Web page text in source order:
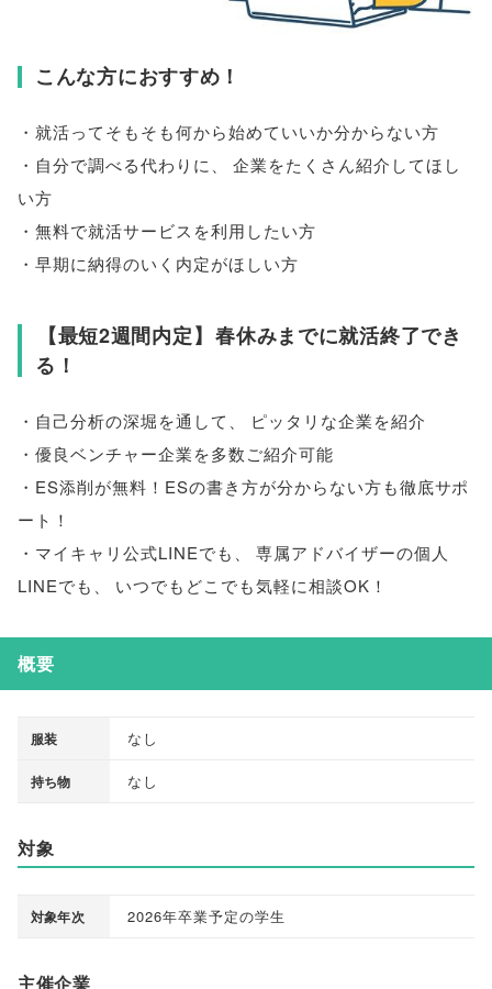
こんな方におすすめ！
・就活ってそもそも何から始めていいか分からない方
・自分で調べる代わりに
企業をたくさん紹介してほし
い方
・無料で就活サービスを利用したい方
・早期に納得のいく内定がほしい方
【最短2週間内定】 春休みまでに就活終了でき
る！
・自己分析の深堀を通して
ピッタリな企業を紹介
・優良ベンチャー企業を多数ご紹介可能
・ES添削が無料！ESの書き方が分からない方も徹底サポ
ート！
・マイキャリ公式LINEでも
専属アドバイザーの個人
LINEでも
いつでもどこでも気軽に相談OK！
概要
服装 なし
持ち物 なし
対象
対象年次 2026年卒業予定の学生
主催企業